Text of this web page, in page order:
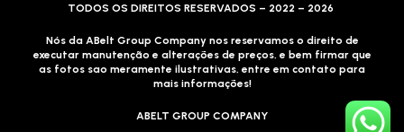
TODOS OS DIREITOS RESERVADOS – 2022 – 2026
Nós da ABelt Group Company nos reservamos o direito de
executar manutenção e alterações de preços, e bem firmar que
as fotos sao meramente ilustrativas, entre em contato para
mais informações!
ABELT GROUP COMPANY